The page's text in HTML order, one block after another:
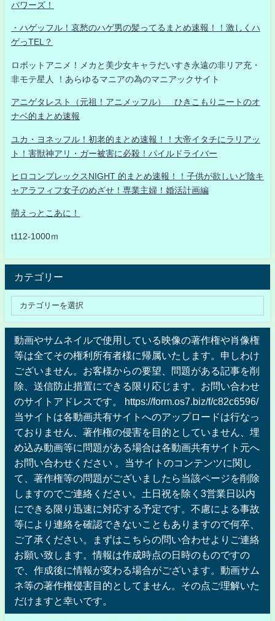
パワーズ！
・ハゲッフル！哀愁のハゲ男の髪ってるまとめ速報！！激しくハ
ゲっTEL？
ロボットアニメ！メカと美少女キャラだいすき永遠の非リア充・
非モテ星人 ！あらゆるマニアの為のマニアックサイト
アニゲタレスト（元祖！アニメッフル） ひきこもりニートのオ
ナベ的まとめ速報
ユカ・ヨネッフル！初老的まとめ速報！！大帝イタチにラリアッ
ト！害獣神アリ・ガー被害に必殺！パイルドライバー
ヒロコンプレックスNIGHT 的まとめ速報！！子供が欲しいど陰キ
ャアラフィフ女子のめざせ！専業主婦！婚活計画編
萌えっとこあに！
t112-1000ｍ
カテゴリー
動画やサムネイルで使用している映像の著作権や肖像権
等は全てその権利所有者様に帰属いたします。申しわけ
ございません。お客様からの要望、問題がある記事を削
除、送信防止措置にできる限り応じます。お問い合わせ
のサイトアドレスです。 https://form.os7.biz/f/c82c6596/
当サイトは各動画共有サイトへのアップロードは行なっ
ておりません、著作権の侵害を目的としていません、埋
め込み動画等に問題がある場合は各動画共有サイト元へ
お問い合わせください 。当サイトのコンテンツに関し
て、著作権等の問題がございましたら当該ページを削除
しますのでご連絡ください。土日祝を除く3営業日以内
にできる限り迅速に対応する予定です。不慮による事故
等により連絡を確認できないこともありますので何卒、
ご了承ください。まずはこちらの問い合わせよりご連絡
お願い致します。情報は作成時点の日時のものですの
で、作成後に情報が変わる場合がございます。動画サム
ネ等の著作権侵害目的としてません。その点ご理解いた
だけますと幸いです。